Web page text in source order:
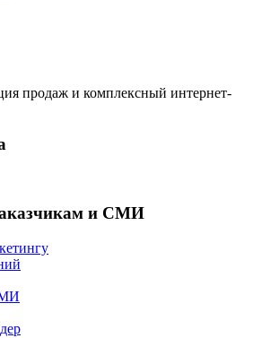
продаж и комплексный интернет-
и СМИ